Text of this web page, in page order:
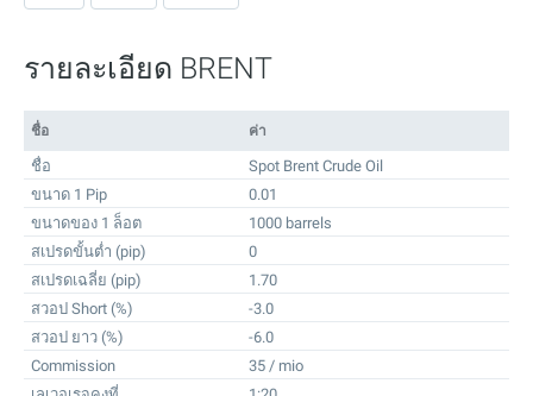
รายละเอียด BRENT
ชื่อ ค่า
ชื่อ
Spot Brent Crude Oil
ขนาด 1 Pip
0.01
ขนาดของ 1 ล็อต
1000 barrels
สเปรดขั้นต่ำ (pip)
0
สเปรดเฉลี่ย (pip)
1.70
สวอป Short (%)
-3.0
สวอป ยาว (%)
-6.0
Commission
35 / mio